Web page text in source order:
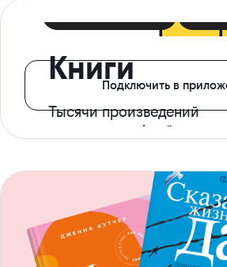
Книги
Тысячи произведений
с доступом офлайн
Подключить в